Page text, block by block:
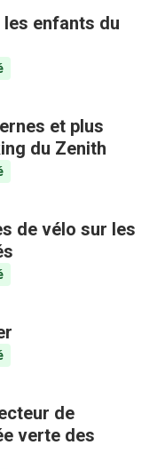
enfants du
et plus
du Zenith
de vélo sur les
de
verte des